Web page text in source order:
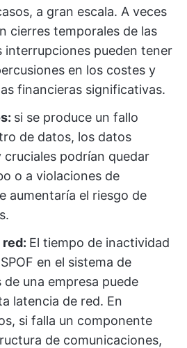
a gran escala. A veces
cierres temporales de las
interrupciones pueden tener
en los costes y
financieras significativas.
si se produce un fallo
de datos, los datos
podrían quedar
o a violaciones de
aumentaría el riesgo de
El tiempo de inactividad
en el sistema de
una empresa puede
latencia de red. En
si falla un componente
de comunicaciones,